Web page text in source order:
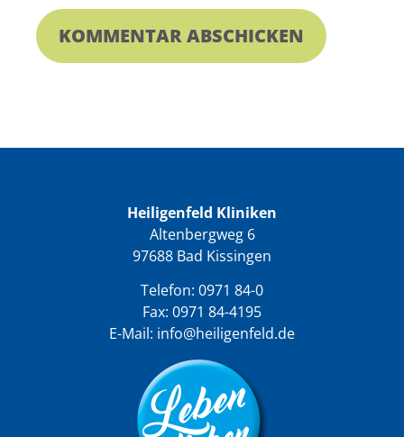
Heiligenfeld Kliniken
Altenbergweg 6
97688 Bad Kissingen
Telefon: 0971 84-0
Fax: 0971 84-4195
E-Mail: info@heiligenfeld.de